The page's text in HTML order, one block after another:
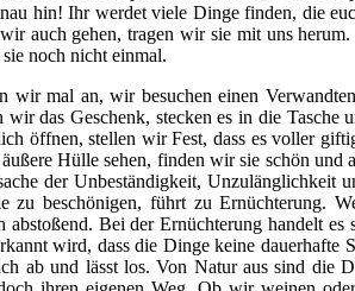
hin! Ihr werdet viele Dinge finden, die
auch gehen, tragen wir sie mit uns
noch nicht einmal.
wir mal an, wir besuchen einen
wir das Geschenk, stecken es in die Tasche
öffnen, stellen wir Fest, dass es voller
Hülle sehen, finden wir sie schön und
der Unbeständigkeit, Unzulänglichkeit
zu beschönigen, führt zu Ernüchterung.
abstoßend. Bei der Ernüchterung handelt
wird, dass die Dinge keine dauerhafte
ab und lässt los. Von Natur aus sind die